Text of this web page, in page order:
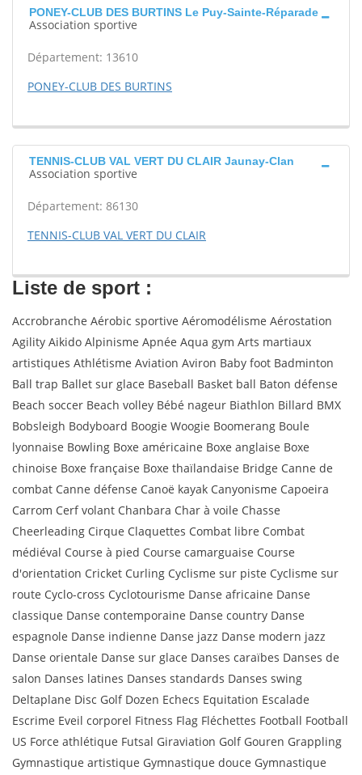
PONEY-CLUB DES BURTINS Le Puy-Sainte-Réparade
Association sportive
Département: 13610
PONEY-CLUB DES BURTINS
TENNIS-CLUB VAL VERT DU CLAIR Jaunay-Clan
Association sportive
Département: 86130
TENNIS-CLUB VAL VERT DU CLAIR
Liste de sport :
Accrobranche Aérobic sportive Aéromodélisme Aérostation
Agility Aikido Alpinisme Apnée Aqua gym Arts martiaux
artistiques Athlétisme Aviation Aviron Baby foot Badminton
Ball trap Ballet sur glace Baseball Basket ball Baton défense
Beach soccer Beach volley Bébé nageur Biathlon Billard BMX
Bobsleigh Bodyboard Boogie Woogie Boomerang Boule
lyonnaise Bowling Boxe américaine Boxe anglaise Boxe
chinoise Boxe française Boxe thaïlandaise Bridge Canne de
combat Canne défense Canoë kayak Canyonisme Capoeira
Carrom Cerf volant Chanbara Char à voile Chasse
Cheerleading Cirque Claquettes Combat libre Combat
médiéval Course à pied Course camarguaise Course
d'orientation Cricket Curling Cyclisme sur piste Cyclisme sur
route Cyclo-cross Cyclotourisme Danse africaine Danse
classique Danse contemporaine Danse country Danse
espagnole Danse indienne Danse jazz Danse modern jazz
Danse orientale Danse sur glace Danses caraïbes Danses de
salon Danses latines Danses standards Danses swing
Deltaplane Disc Golf Dozen Echecs Equitation Escalade
Escrime Eveil corporel Fitness Flag Fléchettes Football Football
US Force athlétique Futsal Giraviation Golf Gouren Grappling
Gymnastique artistique Gymnastique douce Gymnastique